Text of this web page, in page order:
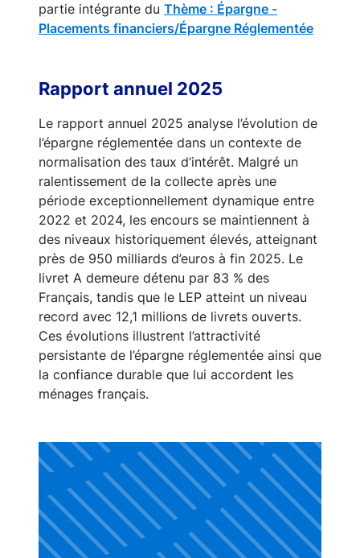
partie intégrante du Thème : Épargne -
Placements financiers/Épargne Réglementée
Rapport annuel 2025
Le rapport annuel 2025 analyse l’évolution de
l’épargne réglementée dans un contexte de
normalisation des taux d’intérêt. Malgré un
ralentissement de la collecte après une
période exceptionnellement dynamique entre
2022 et 2024, les encours se maintiennent à
des niveaux historiquement élevés, atteignant
près de 950 milliards d’euros à fin 2025. Le
livret A demeure détenu par 83 % des
Français, tandis que le LEP atteint un niveau
record avec 12,1 millions de livrets ouverts.
Ces évolutions illustrent l’attractivité
persistante de l’épargne réglementée ainsi que
la confiance durable que lui accordent les
ménages français.